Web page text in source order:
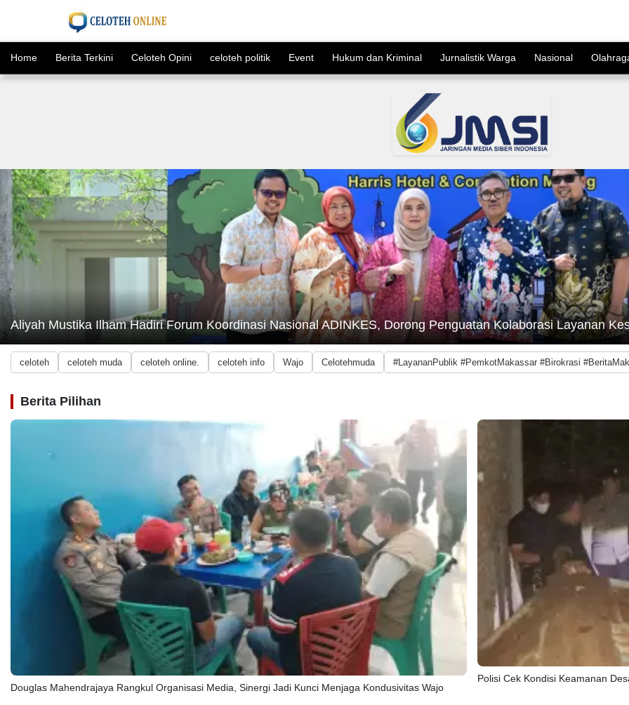
Home Berita Terkini Celoteh Opini celoteh politik Event Hukum dan Kriminal Jurnalistik Warga Nasional
Berita
Terkini
Celoteh
Control
celoteh
duka
literasi
Hiburan
Jurnalistik
Warga
kuliner
Makassar
Olahraga
Wajo
Aliyah Mustika Ilham Hadiri Forum Koordinasi Nasional ADINKES, Dorong Penguatan Kolaborasi Layanan
celoteh celoteh muda celoteh online. celoteh info Wajo Celotehmuda #LayananPublik #PemkotMakassar #Birokrasi
Berita Pilihan
Douglas Mahendrajaya Rangkul Organisasi Media, Sinergi Jadi Kunci Menjaga Kondusivitas Wajo
Polisi Cek Kondisi Keamanan